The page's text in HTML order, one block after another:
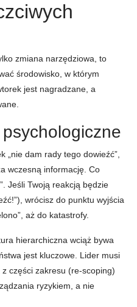
zmiana narzędziowa, to
środowisko, w którym
jest nagradzane, a
„nie dam rady tego dowieźć”,
wczesną informację. Co
Jeśli Twoją reakcją będzie
wrócisz do punktu wyjścia
aż do katastrofy.
hierarchiczna wciąż bywa
jest kluczowe. Lider musi
części zakresu (re-scoping)
ryzykiem, a nie